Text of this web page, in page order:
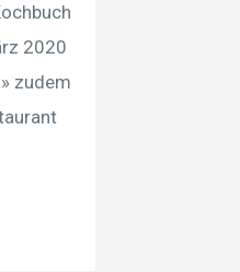
2020
zudem